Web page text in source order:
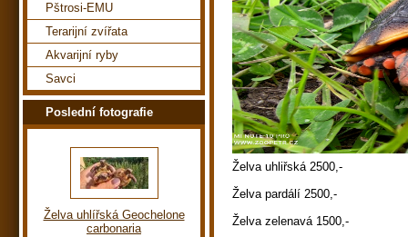
Želva uhliřská 2500,-
Želva pardálí 2500,-
Želva zelenavá 1500,-
Pštrosi-EMU
Terarijní zvířata
Akvarijní ryby
Savci
Poslední fotografie
Želva uhlířská Geochelone
carbonaria